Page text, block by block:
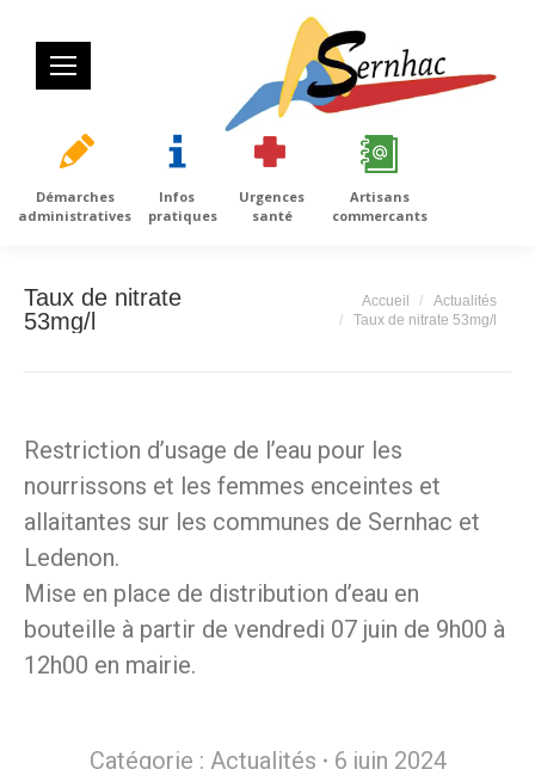
Démarches
administratives
Infos
pratiques
Urgences
santé
Artisans
commercants
Taux de nitrate
53mg/l
Vous êtes ici :Accueil
Actualités
Taux de nitrate 53mg/l
Restriction d’usage de l’eau pour les
nourrissons et les femmes enceintes et
allaitantes sur les communes de Sernhac et
Ledenon.
Mise en place de distribution d’eau en
bouteille à partir de vendredi 07 juin de 9h00 à
12h00 en mairie.
Catégorie : Actualités 6 juin 2024